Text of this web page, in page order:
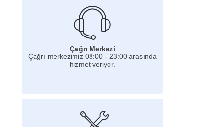
Çağrı Merkezi
Çağrı merkezimiz 08:00 - 23:00 arasında
hizmet veriyor.